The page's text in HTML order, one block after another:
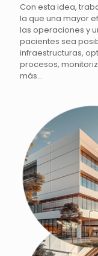
Con esta idea,
la que una mayor
las operaciones y
pacientes sea
infraestructuras,
procesos,
más...